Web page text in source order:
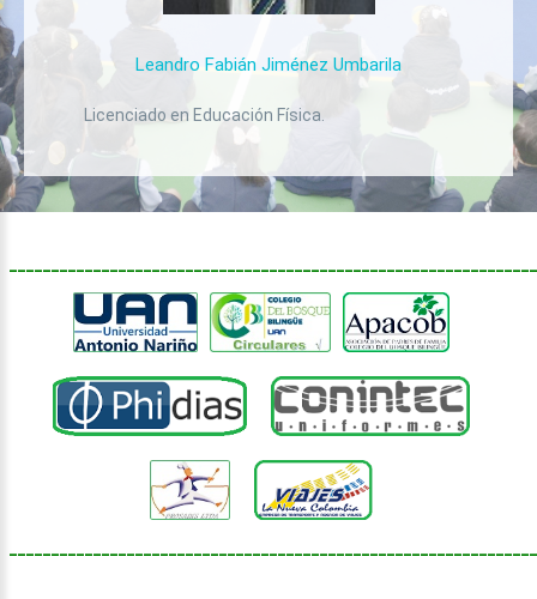
Leandro Fabián Jiménez Umbarila
Licenciado en Educación Física.